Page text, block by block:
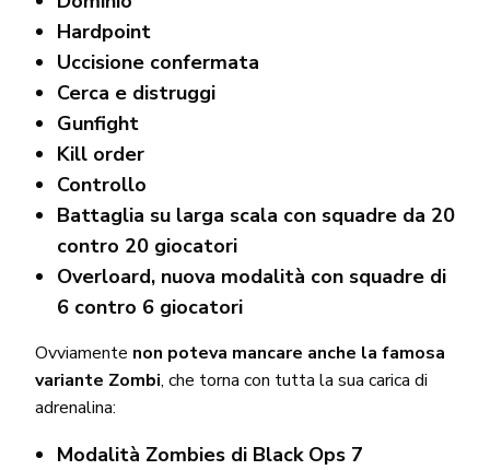
Hardpoint
Uccisione confermata
Cerca e distruggi
Gunfight
Kill order
Controllo
Battaglia su larga scala con squadre da 20
contro 20 giocatori
Overloard, nuova modalità con squadre di
6 contro 6 giocatori
Ovviamente non poteva mancare anche la famosa
variante Zombi, che torna con tutta la sua carica di
adrenalina:
Modalità Zombies di Black Ops 7